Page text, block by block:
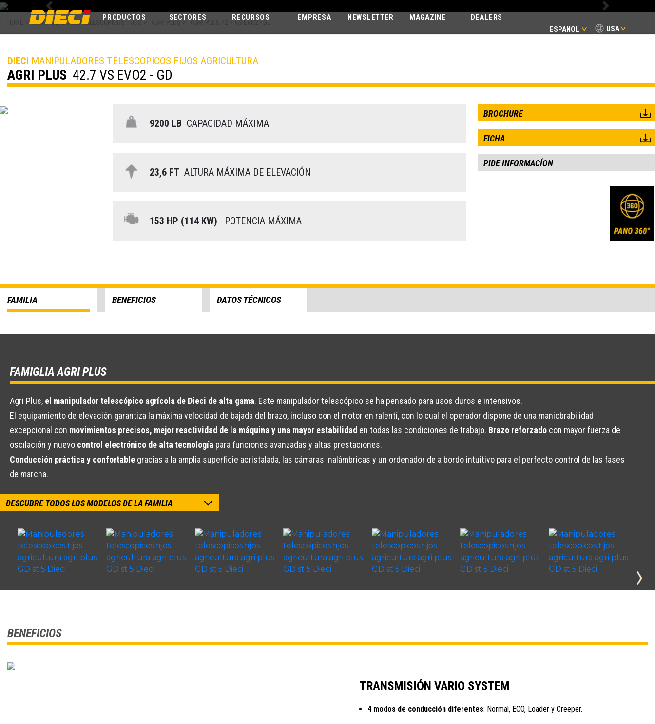
USA
ESPANOL
NEWSLETTER MAGAZINE DEALERS
PRODUCTOS SECTORES RECURSOS EMPRESA
Previous Next
AGRI PLUS
MANIPULADORES TELESCOPICOS FIJOS
DIECI MANIPULADORES TELESCOPICOS FIJOS AGRICULTURA
AGRI PLUS 42.7 VS EVO2 - GD
9200 LB CAPACIDAD MÁXIMA
23,6 FTALTURA MÁXIMA DE ELEVACIÓN
153 HP (114 KW) POTENCIA MÁXIMA
BROCHURE
FICHA
PIDE INFORMACÍON
FAMILIA BENEFICIOS DATOS TÉCNICOS
FAMIGLIA AGRI PLUS
Agri Plus, el manipulador telescópico agrícola de Dieci de alta gama. Este manipulador telescópico se ha pensado para usos duros e intensivos.
El equipamiento de elevación garantiza la máxima velocidad de bajada del brazo, incluso con el motor en ralentí, con lo cual el operador dispone de una maniobrabilidad
excepcional con movimientos precisos, mejor reactividad de la máquina y una mayor estabilidad en todas las condiciones de trabajo. Brazo reforzado con mayor fuerza de
oscilación y nuevo control electrónico de alta tecnología para funciones avanzadas y altas prestaciones.
Conducción práctica y confortable gracias a la amplia superficie acristalada, las cámaras inalámbricas y un ordenador de a bordo intuitivo para el perfecto control de las fases
de marcha.
DESCUBRE TODOS LOS MODELOS DE LA FAMILIA
BENEFICIOS
TRANSMISIÓN VARIO SYSTEM
4 modos de conducción diferentes: Normal, ECO, Loader y Creeper.